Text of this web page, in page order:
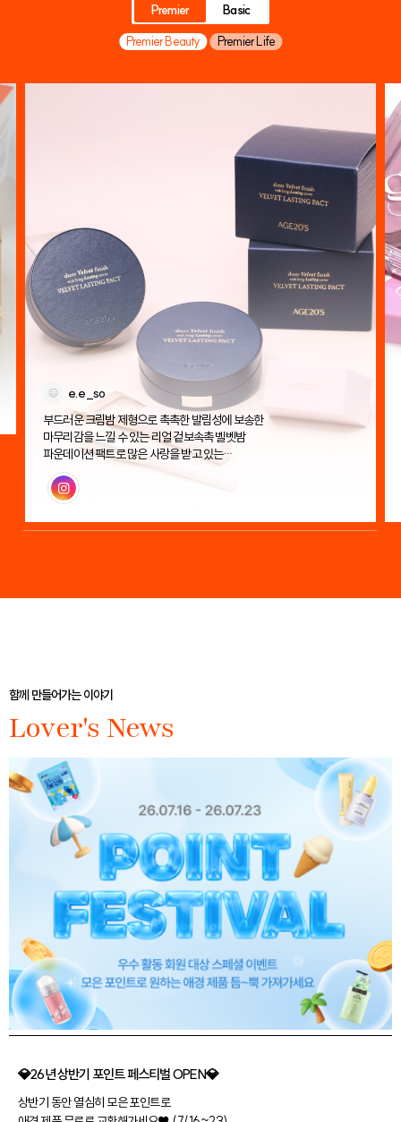
Premier
Basic
Premier Beauty
Premier Life
e.e_so
부드러운 크림밤 제형으로 촉촉한 발림성에 보송한
마무리감을 느낄 수 있는 리얼 겉보속촉 벨벳밤
파운데이션 팩트로 많은 사랑을 받고 있는
에이지투웨니스 벨벳 래스팅 팩트!
인스타그램
함께 만들어가는 이야기
Lover's News
💎26년 상반기 포인트 페스티벌 OPEN💎
상반기 동안 열심히 모은 포인트로